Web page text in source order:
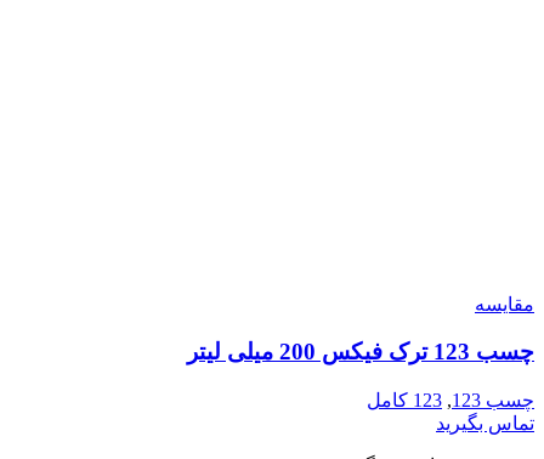
مقایسه
چسب 123 ترک فیکس 200 میلی لیتر
چسب 123 , 123 کامل
تماس بگیرید